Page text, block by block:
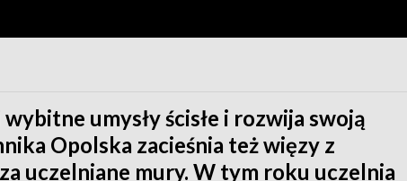
umysły ścisłe i rozwija swoją
Opolska zacieśnia też więzy z
uczelniane mury. W tym roku uczelnia